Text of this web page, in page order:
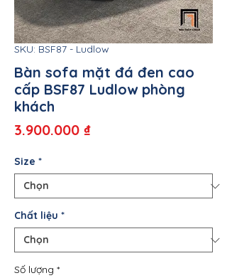
SKU: BSF87 - Ludlow
Bàn sofa mặt đá đen cao
cấp BSF87 Ludlow phòng
khách
3.900.000 ₫Giá
Size *
Chất liệu *
Số lượng *